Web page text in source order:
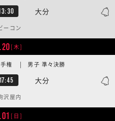
大分
ーコン
[木]
17:45 大分
手権 | 男子 準々決勝
沢屋内
[日]